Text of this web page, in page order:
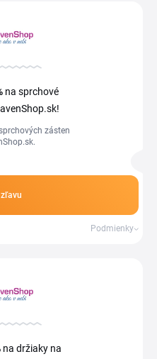
na sprchové
zásten
Podmienky
na držiaky na